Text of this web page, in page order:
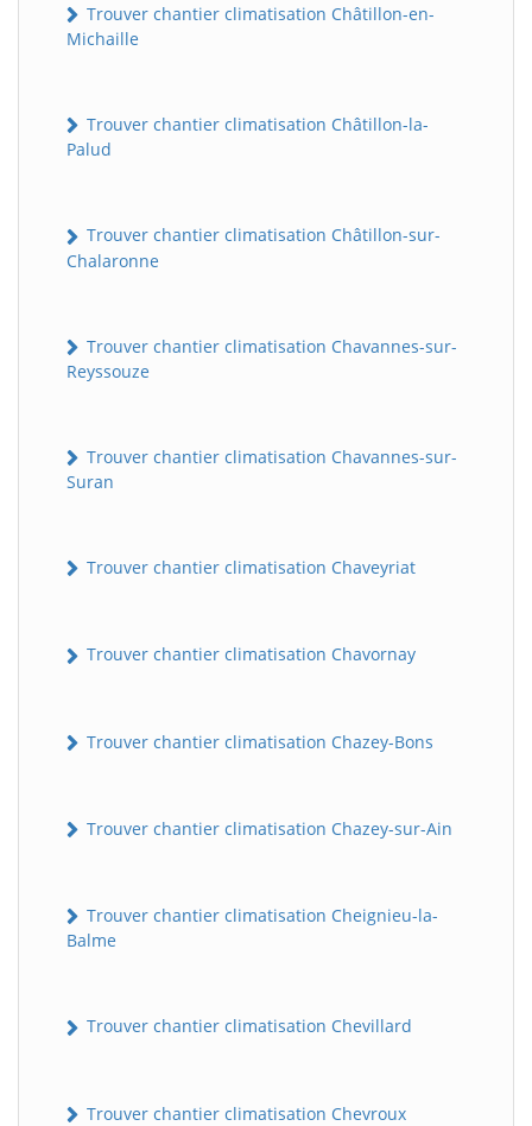
Trouver chantier climatisation Châtillon-en-
Michaille
Trouver chantier climatisation Châtillon-la-
Palud
Trouver chantier climatisation Châtillon-sur-
Chalaronne
Trouver chantier climatisation Chavannes-sur-
Reyssouze
Trouver chantier climatisation Chavannes-sur-
Suran
Trouver chantier climatisation Chaveyriat
Trouver chantier climatisation Chavornay
Trouver chantier climatisation Chazey-Bons
Trouver chantier climatisation Chazey-sur-Ain
Trouver chantier climatisation Cheignieu-la-
Balme
Trouver chantier climatisation Chevillard
Trouver chantier climatisation Chevroux